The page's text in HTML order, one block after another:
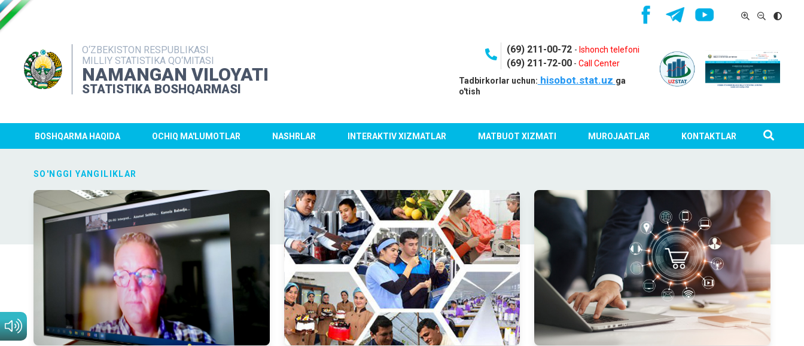
O‘ZBEKISTON RESPUBLIKASI
MILLIY STATISTIKA QO‘MITASI
NAMANGAN VILOYATI
STATISTIKA BOSHQARMASI
(69) 211-00-72 - Ishonch telefoni
(69) 211-72-00- Call Center
Tadbirkorlar uchun: hisobot.stat.uz ga
o'tish
BOSHQARMA HAQIDA OCHIQ MA'LUMOTLAR NASHRLAR INTERAKTIV XIZMATLAR MATBUOT XIZMATI MUROJAATLAR KONTAKTLAR
SO'NGGI YANGILIKLAR